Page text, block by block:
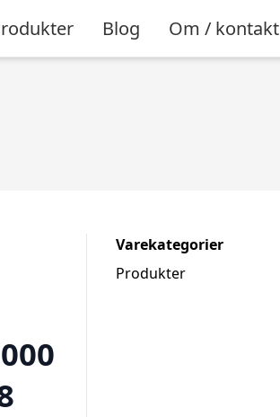
Blog Om / kontakt
Varekategorier
Produkter